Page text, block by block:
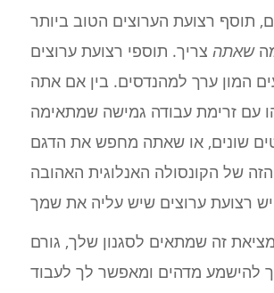
תוסף רצועת הערוצים הטוב ביותר
שאתה צריך. תוספי רצועת ערוצים
המון ערך למהנדסים. בין אם אתה
עם זרימת עבודה גמישה שמתאימה
שונים, או שאתה מחפש את הדגם
של הקונסולה האנלוגית האהובה
זה שמתאים לסגנון שלך, גורם
להישמע מדהים ומאפשר לך לעבוד